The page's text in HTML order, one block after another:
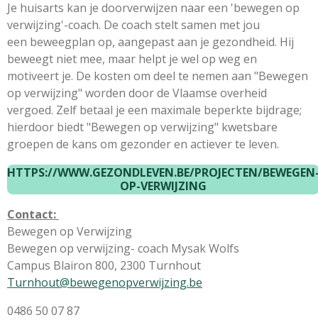
Je huisarts kan je doorverwijzen naar een 'bewegen op
verwijzing'-coach. De coach stelt samen met jou
een beweegplan op, aangepast aan je gezondheid. Hij
beweegt niet mee, maar helpt je wel op weg en
motiveert je. De kosten om deel te nemen aan "Bewegen
op verwijzing" worden door de Vlaamse overheid
vergoed. Zelf betaal je een maximale beperkte bijdrage;
hierdoor biedt"Bewegen op verwijzing" kwetsbare
groepen de kans om gezonder en actiever te leven.
HTTPS://WWW.GEZONDLEVEN.BE/PROJECTEN/
OP-VERWIJZING
Contact:
Bewegen op Verwijzing
Bewegen op verwijzing- coach Mysak Wolfs
Campus Blairon 800, 2300 Turnhout
Turnhout@bewegenopverwijzing.be
0486 50 07 87